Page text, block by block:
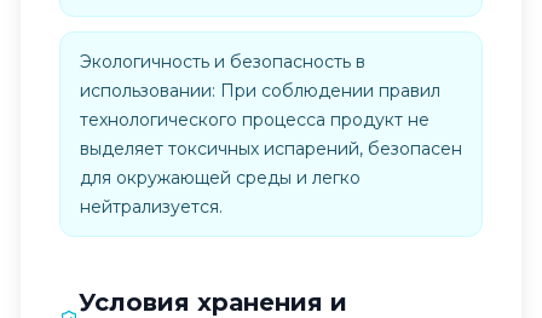
Экологичность и безопасность в
использовании: При соблюдении правил
технологического процесса продукт не
выделяет токсичных испарений, безопасен
для окружающей среды и легко
нейтрализуется.
Условия хранения и